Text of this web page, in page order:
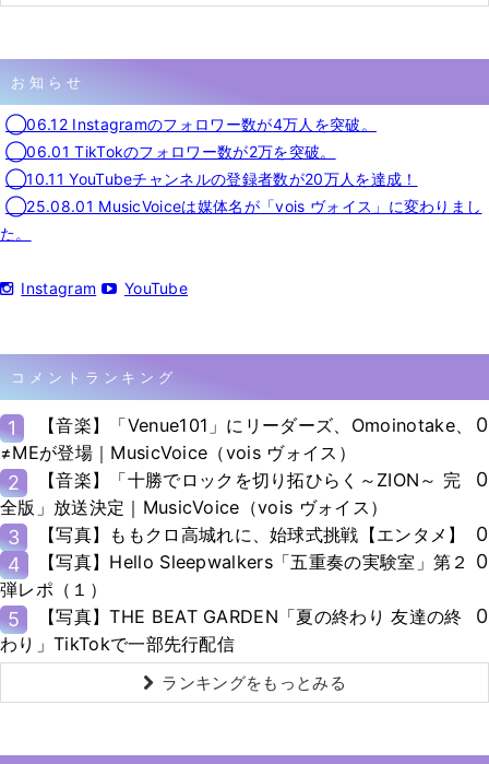
お知らせ
◯06.12 Instagramのフォロワー数が4万人を突破。
◯06.01 TikTokのフォロワー数が2万を突破。
◯10.11 YouTubeチャンネルの登録者数が20万人を達成！
◯25.08.01 MusicVoiceは媒体名が「vois ヴォイス」に変わりまし
た。
Instagram YouTube
コメントランキング
1
【音楽】「Venue101」にリーダーズ、Omoinotake、
≠MEが登場｜MusicVoice（vois ヴォイス）
0
2
【音楽】「十勝でロックを切り拓ひらく～ZION～ 完
全版」放送決定｜MusicVoice（vois ヴォイス）
0
3 【写真】ももクロ高城れに、始球式挑戦【エンタメ】
0
4
【写真】Hello Sleepwalkers「五重奏の実験室」第２
弾レポ（１）
0
5
【写真】THE BEAT GARDEN「夏の終わり 友達の終
わり」TikTokで一部先行配信
0
ランキングをもっとみる